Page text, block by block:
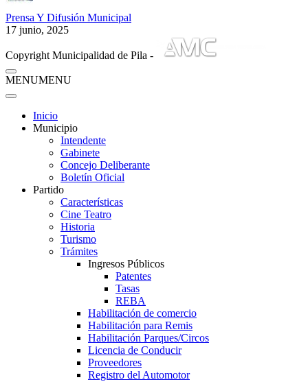
Prensa Y Difusión Municipal
17 junio, 2025
Copyright Municipalidad de Pila -
MENUMENU
Inicio
Municipio
Intendente
Gabinete
Concejo Deliberante
Boletín Oficial
Partido
Características
Cine Teatro
Historia
Turismo
Trámites
Ingresos Públicos
Patentes
Tasas
REBA
Habilitación de comercio
Habilitación para Remis
Habilitación Parques/Circos
Licencia de Conducir
Proveedores
Registro del Automotor